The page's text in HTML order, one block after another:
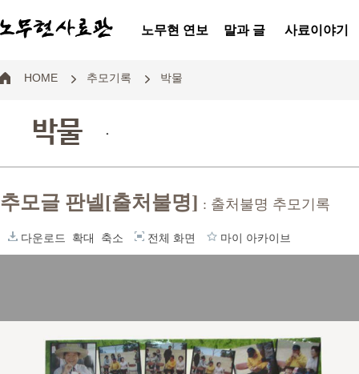
노무현 연보 말과 글 사료이야기
HOME 추모기록 박물
박물 .
추모글 판넬[출처불명] : 출처불명 추모기록
다운로드 확대 축소 전체 화면 마이 아카이브